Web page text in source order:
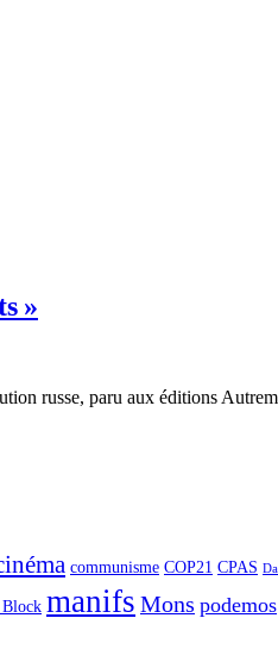
»
russe, paru aux éditions
communisme COP21 CPAS
Block manifs Mons podemos